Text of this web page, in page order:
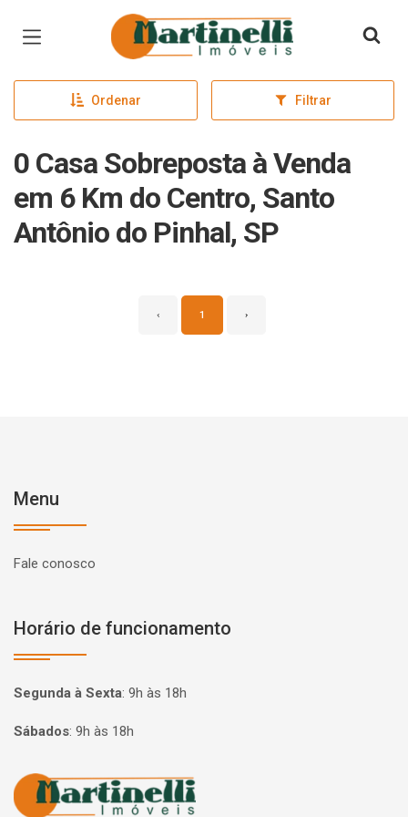
Página inicial
Ordenar Filtrar
0 Casa Sobreposta à Venda
em 6 Km do Centro, Santo
Antônio do Pinhal, SP
‹ 1 ›
Menu
Fale conosco
Horário de funcionamento
Segunda à Sexta: 9h às 18h
Sábados: 9h às 18h
Página inicial